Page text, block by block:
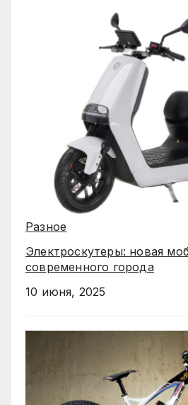
Разное
Электроскутеры: новая
современного города
10 июня, 2025